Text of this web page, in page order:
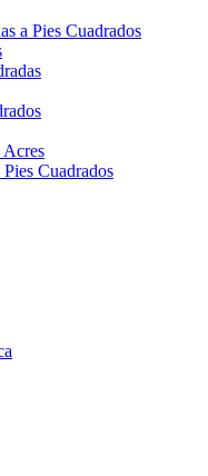
a Pies Cuadrados
Acres
Cuadrados